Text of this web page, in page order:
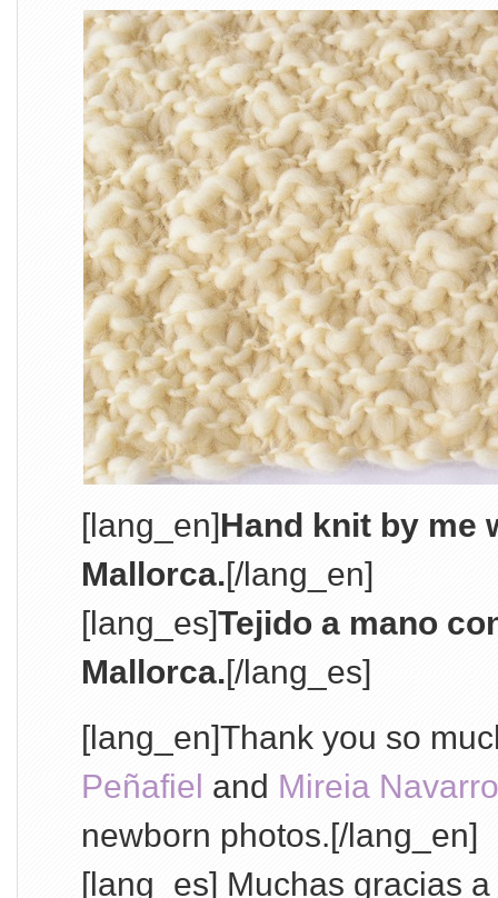
[lang_en]Hand knit by me
Mallorca.[/lang_en]
[lang_es]Tejido a mano
Mallorca.[/lang_es]
[lang_en]Thank you so
Peñafiel and Mireia Navarro
newborn photos.[/lang_en]
[lang_es] Muchas gracias a